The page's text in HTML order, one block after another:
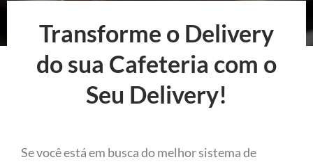
Transforme o Delivery
do sua Cafeteria com o
Seu Delivery!
Se você está em busca do melhor sistema de